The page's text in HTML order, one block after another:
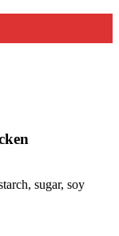
sugar, soy